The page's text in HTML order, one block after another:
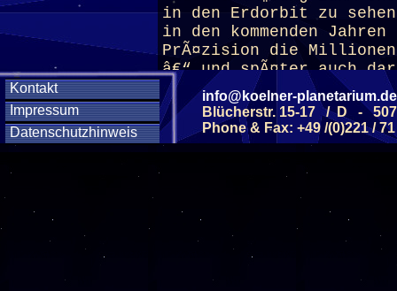
Kontakt
Impressum
Datenschutzhinweis
in den Erdorbit zu
in den kommenden
PrÃ¤zision die
â€“ und spÃ¤ter auch
kosmische Landkarte
muss allerdings nicht
begibt sich in der
spektakulÃ¤re
und weiÃŸen Zwergen,
(ab 6 J.)
info@koelner-planetarium.de
Blücherstr. 15-17 / D -
Phone & Fax: +49 /(0)221 /